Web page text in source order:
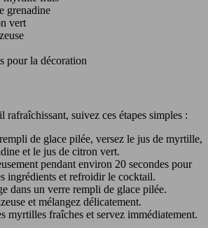
grenadine
vert
pour la décoration
rafraîchissant, suivez ces étapes simples :
de glace pilée, versez le jus de myrtille,
et le jus de citron vert.
pendant environ 20 secondes pour
ingrédients et refroidir le cocktail.
dans un verre rempli de glace pilée.
et mélangez délicatement.
myrtilles fraîches et servez immédiatement.